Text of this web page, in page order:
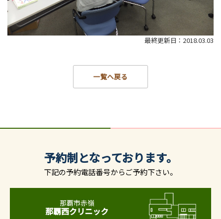
最終更新日：2018.03.03
一覧へ戻る
予約制となっております。
下記の予約電話番号からご予約下さい。
那覇市赤嶺
那覇西クリニック